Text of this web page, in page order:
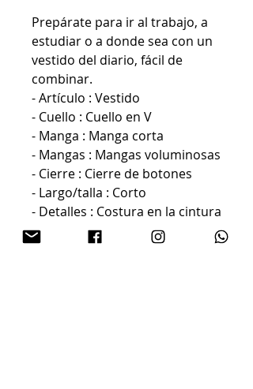
Prepárate para ir al trabajo, a
estudiar o a donde sea con un
vestido del diario, fácil de
combinar.
- Artículo : Vestido
- Cuello : Cuello en V
- Manga : Manga corta
- Mangas : Mangas voluminosas
- Cierre : Cierre de botones
- Largo/talla : Corto
- Detalles : Costura en la cintura
- Corte : Corte regular